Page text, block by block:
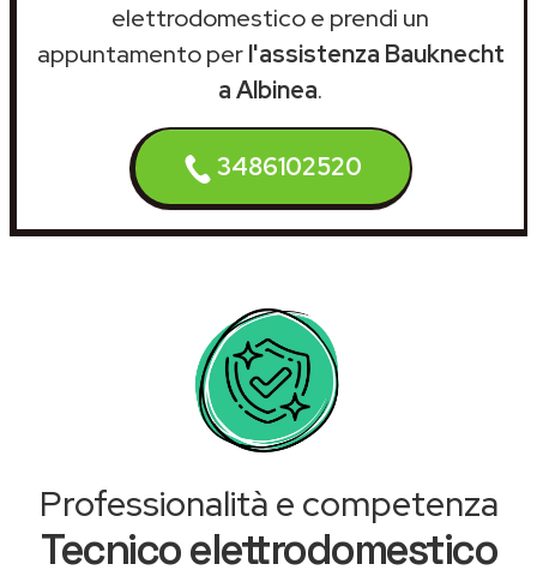
elettrodomestico e prendi un
appuntamento perl'assistenza Bauknecht
a Albinea.
3486102520
Professionalità e competenza
Tecnico elettrodomestico